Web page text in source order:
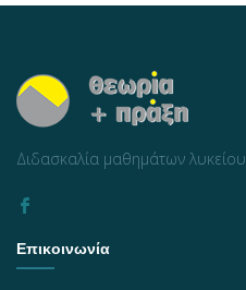
Διδασκαλία μαθημάτων λυκείου
Επικοινωνία